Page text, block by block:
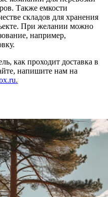
Также емкости
складов для хранения
При желании можно
например,
как проходит доставка в
напишите нам на